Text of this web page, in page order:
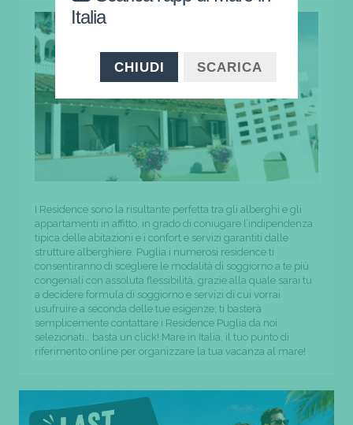
I Residence sono la risultante perfetta tra gli alberghi e gli
appartamenti in affitto, in grado di coniugare l’indipendenza
tipica delle abitazioni e i confort e servizi garantiti dalle
strutture alberghiere. Puglia i numerosi residence ti
consentiranno di scegliere le modalità di soggiorno a te più
congeniali con assoluta flessibilità, grazie alla quale sarai tu
a decidere formula di soggiorno e servizi di cui vorrai
usufruire a seconda delle tue esigenze; ti basterà
semplicemente contattare i Residence Puglia da noi
selezionati… basta un click! Mare in Italia, il tuo punto di
riferimento online per organizzare la tua vacanza al mare!
Italia
CHIUDI SCARICA